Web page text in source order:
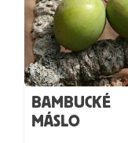
BAMBUCKÉ
MÁSLO